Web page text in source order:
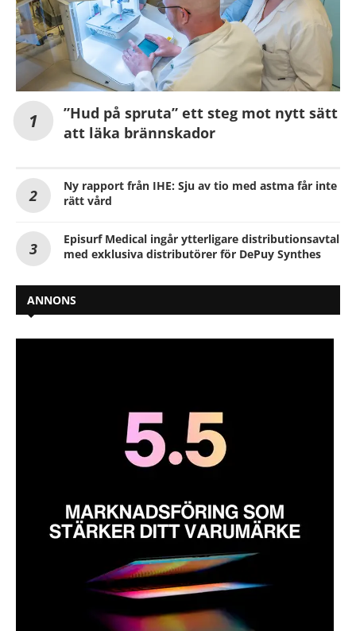
”Hud på spruta” ett steg mot nytt sätt
att läka brännskador
Ny rapport från IHE: Sju av tio med astma får inte
rätt vård
Episurf Medical ingår ytterligare distributionsavtal
med exklusiva distributörer för DePuy Synthes
ANNONS